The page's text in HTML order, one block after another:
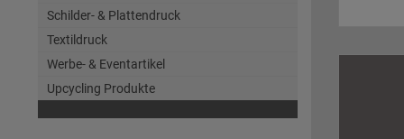
Schilder- & Plattendruck
Textildruck
Werbe- & Eventartikel
Upcycling Produkte